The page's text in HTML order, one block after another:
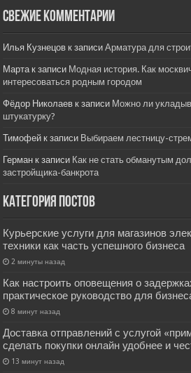
Свежие комментарии
Илья Кузнецов к записиАрматура для
Мартак записи Модная история. Как
интересоваться родным городом
Фёдор Николаев к записи Можно ли
штукатурку?
Тимофей к записи Выбираем лестницу-
Герман к записи Как не стать обманутым
застройщика-банкрота
Категория постов
Курьерские услуги для магазинов
техники как часть успешного бизнеса
2 минуты назад
Как настроить оповещения о
практическое руководство для
8 минут назад
Доставка отправлений с услугой
сделать покупки онлайн удобнее и
13 минут назад